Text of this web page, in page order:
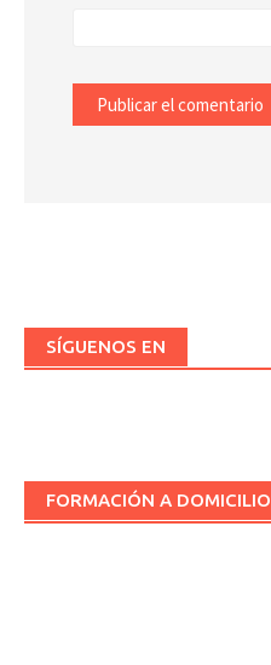
SÍGUENOS EN
FORMACIÓN A DOMICILIO